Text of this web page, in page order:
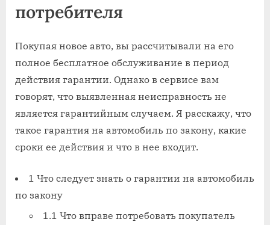
потребителя
Покупая новое авто, вы рассчитывали на его
полное бесплатное обслуживание в период
действия гарантии. Однако в сервисе вам
говорят, что выявленная неисправность не
является гарантийным случаем. Я расскажу, что
такое гарантия на автомобиль по закону, какие
сроки ее действия и что в нее входит.
1 Что следует знать о гарантии на автомобиль
по закону
1.1 Что вправе потребовать покупатель